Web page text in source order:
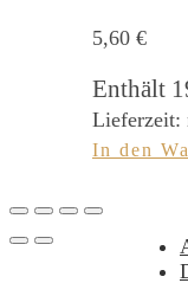
5,60 €
Enthält
Lieferzeit:
In den